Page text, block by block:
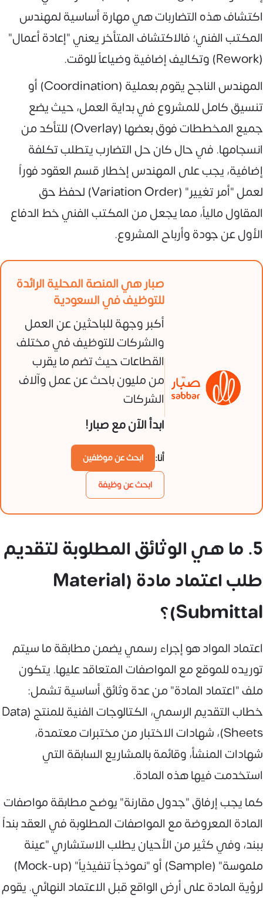
اكتشاف هذه التضاربات هي مهارة أساسية لمهندس
المكتب الفني؛ فالاكتشاف المتأخر يعني "إعادة أعمال"
(Rework) وتكاليف إضافية وضياعاً للوقت.
المهندس الناجح يقوم بعملية (Coordination) أو
تنسيق كامل للمشروع في بداية العمل، حيث يضع
جميع المخططات فوق بعضها (Overlay) للتأكد من
انسجامها. في حال كان حل التضارب يتطلب تكلفة
إضافية، يجب على المهندس إخطار قسم العقود فوراً
لعمل "أمر تغيير" (Variation Order) لحفظ حق
المقاول مالياً، مما يجعل من المكتب الفني خط الدفاع
الأول عن جودة وأرباح المشروع.
صبار هي المنصة المحلية الرائدة
للتوظيف في السعودية
أكبر وجهة للباحثين عن العمل
والشركات للتوظيف في مختلف
القطاعات حيث تضم ما يقرب
من مليون باحث عن عمل وآلاف
الشركات
ابدأ الآن مع صبار!
أنا:
ابحث عن موظفين
ابحث عن وظيفة
5. ما هي الوثائق المطلوبة لتقديم
طلب اعتماد مادة (Material
Submittal)؟
اعتماد المواد هو إجراء رسمي يضمن مطابقة ما سيتم
توريده للموقع مع المواصفات المتعاقد عليها. يتكون
ملف "اعتماد المادة" من عدة وثائق أساسية تشمل:
خطاب التقديم الرسمي، الكتالوجات الفنية للمنتج (Data
Sheets)، شهادات الاختبار من مختبرات معتمدة،
شهادات المنشأ، وقائمة بالمشاريع السابقة التي
استخدمت فيها هذه المادة.
كما يجب إرفاق "جدول مقارنة" يوضح مطابقة مواصفات
المادة المعروضة مع المواصفات المطلوبة في العقد بنداً
ببند، وفي كثير من الأحيان يطلب الاستشاري "عينة
ملموسة" (Sample) أو "نموذجاً تنفيذياً" (Mock-up)
لرؤية المادة على أرض الواقع قبل الاعتماد النهائي. يقوم